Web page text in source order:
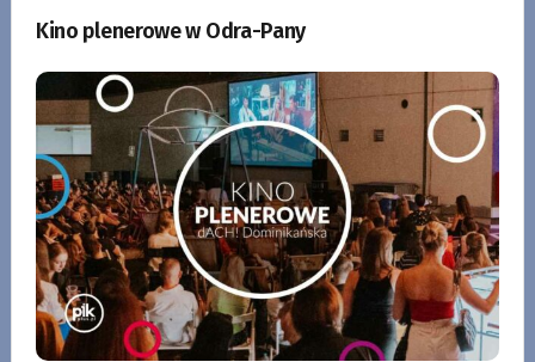
Kino plenerowe w Odra-Pany